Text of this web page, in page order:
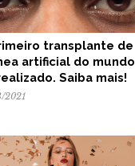
transplante de
artificial do mundo
Saiba mais!
2021